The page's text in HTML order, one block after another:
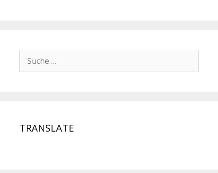
TRANSLATE